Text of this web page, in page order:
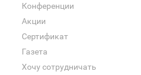
Конференции
Акции
Сертификат
Газета
Хочу сотрудничать